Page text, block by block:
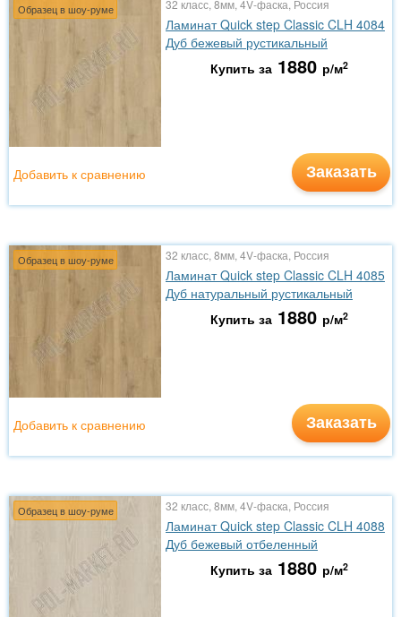
Образец в шоу-руме 32 класс, 8мм, 4V-фаска, Россия
Ламинат Quick step Classic CLH 4084
Дуб бежевый рустикальный
Купить за 1880 р/м2
Заказать
Добавить к сравнению
Образец в шоу-руме 32 класс, 8мм, 4V-фаска, Россия
Ламинат Quick step Classic CLH 4085
Дуб натуральный рустикальный
Купить за 1880 р/м2
Заказать
Добавить к сравнению
Образец в шоу-руме 32 класс, 8мм, 4V-фаска, Россия
Ламинат Quick step Classic CLH 4088
Дуб бежевый отбеленный
Купить за 1880 р/м2